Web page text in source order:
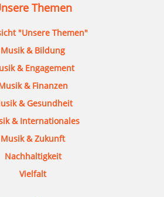
Themen
"Unsere Themen"
Musik & Bildung
& Engagement
& Finanzen
& Gesundheit
& Internationales
Musik & Zukunft
Nachhaltigkeit
Vielfalt